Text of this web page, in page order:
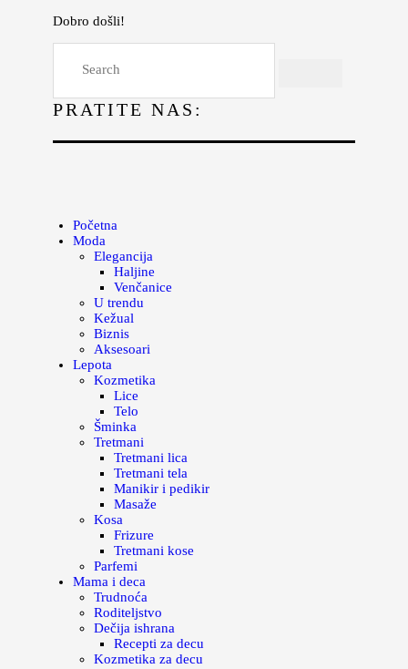
Dobro došli!
PRATITE NAS:
Početna
Moda
Elegancija
Haljine
Venčanice
U trendu
Kežual
Biznis
Aksesoari
Lepota
Kozmetika
Lice
Telo
Šminka
Tretmani
Tretmani lica
Tretmani tela
Manikir i pedikir
Masaže
Kosa
Frizure
Tretmani kose
Parfemi
Mama i deca
Trudnoća
Roditeljstvo
Dečija ishrana
Recepti za decu
Kozmetika za decu
Lepota
Kuhinja
Magazin